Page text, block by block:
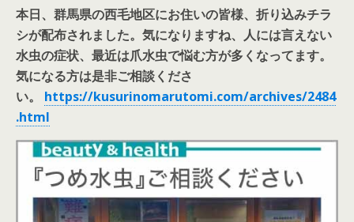
本日、群馬県の西毛地区にお住いの皆様、折り込みチラ
シが配布されました。気になりますね、人には言えない
水虫の症状、最近は爪水虫で悩む方が多くなってます。
気になる方は是非ご相談くださ
い。 https://kusurinomarutomi.com/archives/2484
.html